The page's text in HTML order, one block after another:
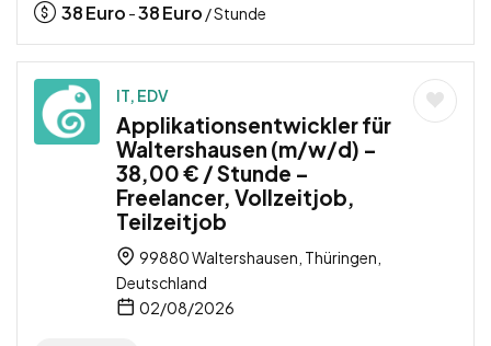
38Euro -38Euro / Stunde
IT, EDV
Applikationsentwickler für
Waltershausen (m/w/d) –
38,00 € / Stunde –
Freelancer, Vollzeitjob,
Teilzeitjob
99880 Waltershausen, Thüringen,
Deutschland
02/08/2026